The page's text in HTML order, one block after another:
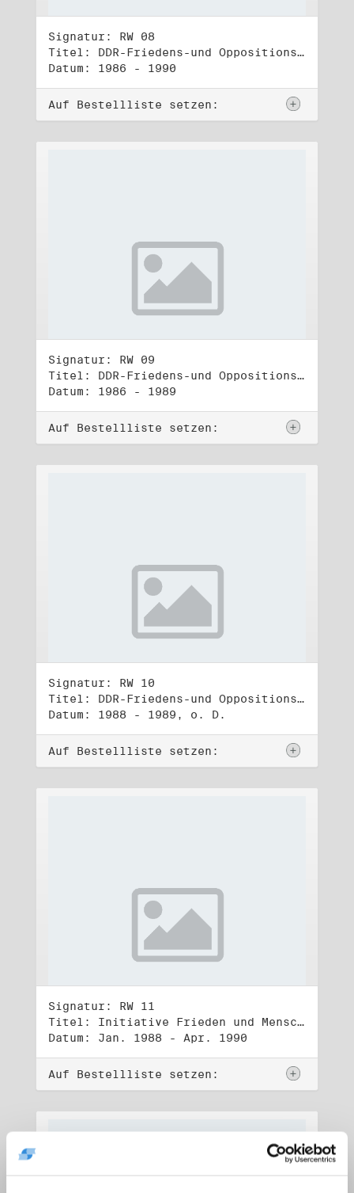
Signatur: RW 08
Titel: DDR-Friedens-und Oppositionsbewegung (1)
Datum: 1986 - 1990
Auf Bestellliste setzen:
Signatur: RW 09
Titel: DDR-Friedens-und Oppositionsbewegung (2)
Datum: 1986 - 1989
Auf Bestellliste setzen:
Signatur: RW 10
Titel: DDR-Friedens-und Oppositionsbewegung (3)
Datum: 1988 - 1989, o. D.
Auf Bestellliste setzen:
Signatur: RW 11
Titel: Initiative Frieden und Menschenrechte (1)
Datum: Jan. 1988 - Apr. 1990
Auf Bestellliste setzen: